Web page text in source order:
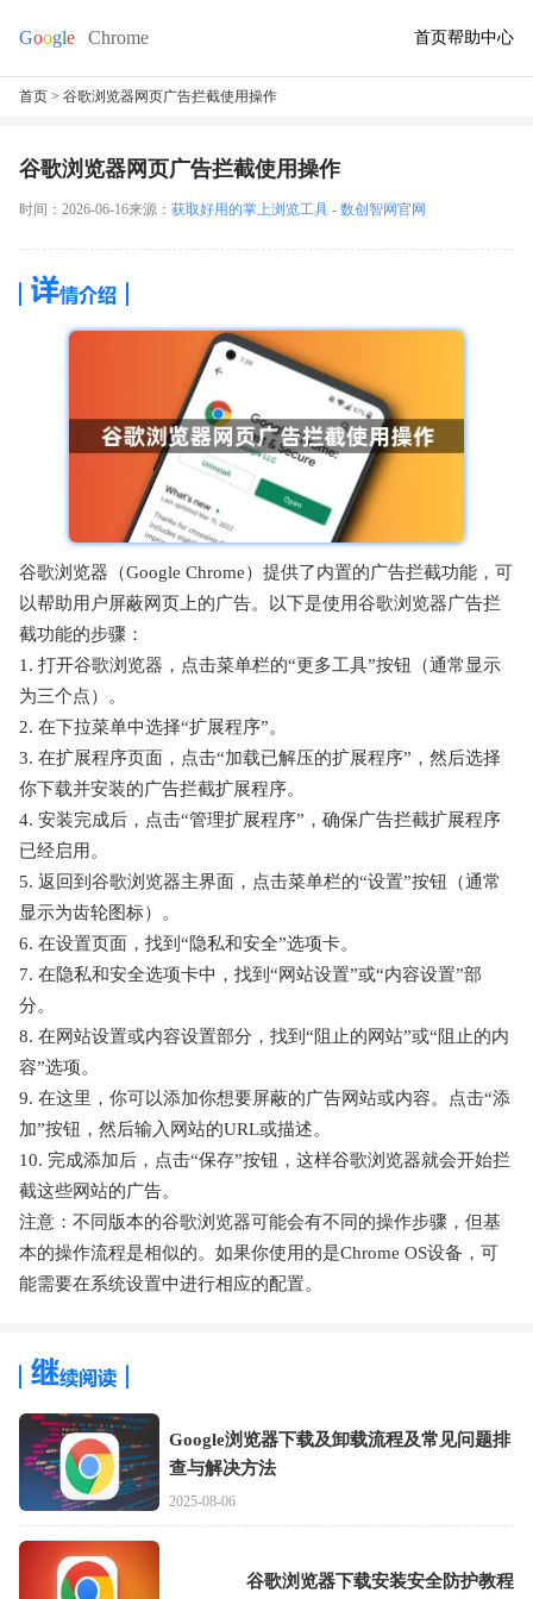
首页帮助中心
首页 > 谷歌浏览器网页广告拦截使用操作
谷歌浏览器网页广告拦截使用操作
时间：2026-06-16来源： 获取好用的掌上浏览工具 - 数创智网官网
谷歌浏览器（Google Chrome）提供了内置的广告拦截功能，可
以帮助用户屏蔽网页上的广告。以下是使用谷歌浏览器广告拦
截功能的步骤：
1. 打开谷歌浏览器，点击菜单栏的“更多工具”按钮（通常显示
为三个点）。
2. 在下拉菜单中选择“扩展程序”。
3. 在扩展程序页面，点击“加载已解压的扩展程序”，然后选择
你下载并安装的广告拦截扩展程序。
4. 安装完成后，点击“管理扩展程序”，确保广告拦截扩展程序
已经启用。
5. 返回到谷歌浏览器主界面，点击菜单栏的“设置”按钮（通常
显示为齿轮图标）。
6. 在设置页面，找到“隐私和安全”选项卡。
7. 在隐私和安全选项卡中，找到“网站设置”或“内容设置”部
分。
8. 在网站设置或内容设置部分，找到“阻止的网站”或“阻止的内
容”选项。
9. 在这里，你可以添加你想要屏蔽的广告网站或内容。点击“添
加”按钮，然后输入网站的URL或描述。
10. 完成添加后，点击“保存”按钮，这样谷歌浏览器就会开始拦
截这些网站的广告。
注意：不同版本的谷歌浏览器可能会有不同的操作步骤，但基
本的操作流程是相似的。如果你使用的是Chrome OS设备，可
能需要在系统设置中进行相应的配置。
Google浏览器下载及卸载流程及常见问题排
查与解决方法
2025-08-06
谷歌浏览器下载安装安全防护教程